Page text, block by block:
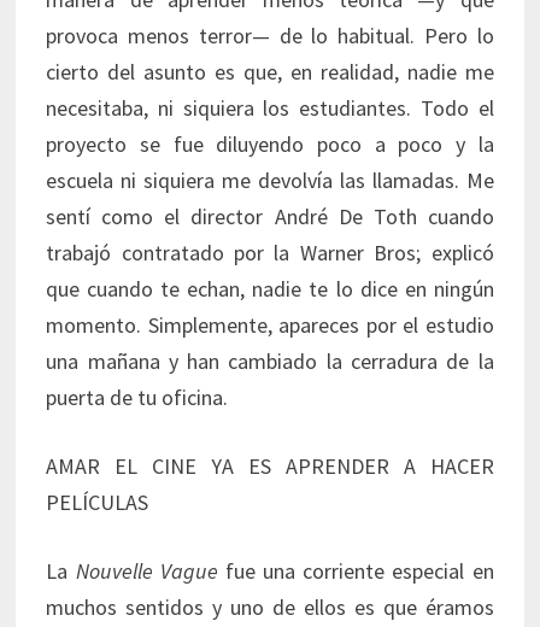
provoca menos terror— de lo habitual. Pero lo
cierto del asunto es que, en realidad, nadie me
necesitaba, ni siquiera los estudiantes. Todo el
proyecto se fue diluyendo poco a poco y la
escuela ni siquiera me devolvía las llamadas. Me
sentí como el director André De Toth cuando
trabajó contratado por la Warner Bros; explicó
que cuando te echan, nadie te lo dice en ningún
momento. Simplemente, apareces por el estudio
una mañana y han cambiado la cerradura de la
puerta de tu oficina.
AMAR EL CINE YA ES APRENDER A HACER
PELÍCULAS
La Nouvelle Vague fue una corriente especial en
muchos sentidos y uno de ellos es que éramos